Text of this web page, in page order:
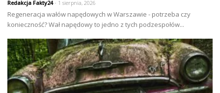
Redakcja Fakty24- 1 sierpnia, 2026
Regeneracja wałów napędowych w Warszawie - potrzeba czy
konieczność? Wał napędowy to jedno z tych podzespołów...